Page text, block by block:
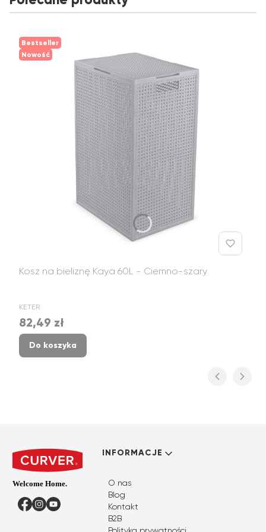
Bestseller
Nowość
Kosz na bieliznę Kaya 60L - Ciemno-szary
PRODUCENT
KETER
Cena
82,49 zł
Do koszyka
Facebook
Instagram
YouTube
Linki w stopce
INFORMACJE
O nas
Blog
Kontakt
B2B
Polityka prywatności